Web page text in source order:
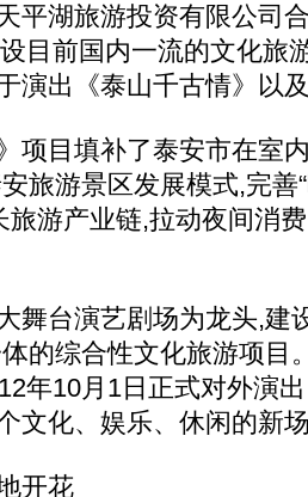
平湖旅游投资有限公司
目前国内一流的文化旅
演出《泰山千古情》以
目填补了泰安市在室
旅游景区发展模式,完善
旅游产业链,拉动夜间消
台演艺剧场为龙头,建
的综合性文化旅游项目
年10月1日正式对外演
文化、娱乐、休闲的新
开花